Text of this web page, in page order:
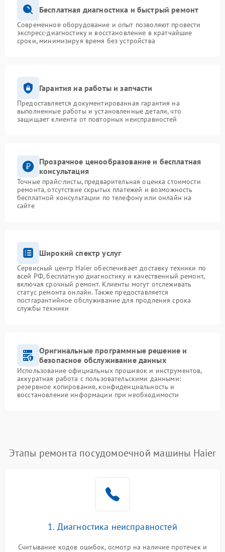
Бесплатная диагностика и быстрый ремонт
Современное оборудование и опыт позволяют провести
экспресс-диагностику и восстановление в кратчайшие
сроки, минимизируя время без устройства
Гарантия на работы и запчасти
Предоставляется документированная гарантия на
выполненные работы и установленные детали, что
защищает клиента от повторных неисправностей
Прозрачное ценообразование и бесплатная
консультация
Точные прайс-листы, предварительная оценка стоимости
ремонта, отсутствие скрытых платежей и возможность
бесплатной консультации по телефону или онлайн на
сайте
Широкий спектр услуг
Сервисный центр Haier обеспечивает доставку техники по
всей РФ, бесплатную диагностику и качественный ремонт,
включая срочный ремонт. Клиенты могут отслеживать
статус ремонта онлайн. Также предоставляется
постгарантийное обслуживание для продления срока
службы техники
Оригинальные программные решение и
безопасное обслуживание данных
Использование официальных прошивок и инструментов,
аккуратная работа с пользовательскими данными:
резервное копирование, конфиденциальность и
восстановление информации при необходимости
Этапы ремонта посудомоечной машины Haier
1. Диагностика неисправностей
Считывание кодов ошибок, осмотр на наличие протечек и